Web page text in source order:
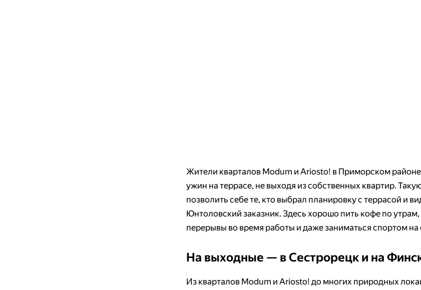
Жители кварталов Modum и Ariosto! в Приморском районе
ужин на террасе, не выходя из собственных квартир.
позволить себе те, кто выбрал планировку с террасой и
Юнтоловский заказник. Здесь хорошо пить кофе по утрам,
перерывы во время работы и даже заниматься спортом на
На выходные — в Сестрорецк и на
Из кварталов Modum и Ariosto! до многих природных